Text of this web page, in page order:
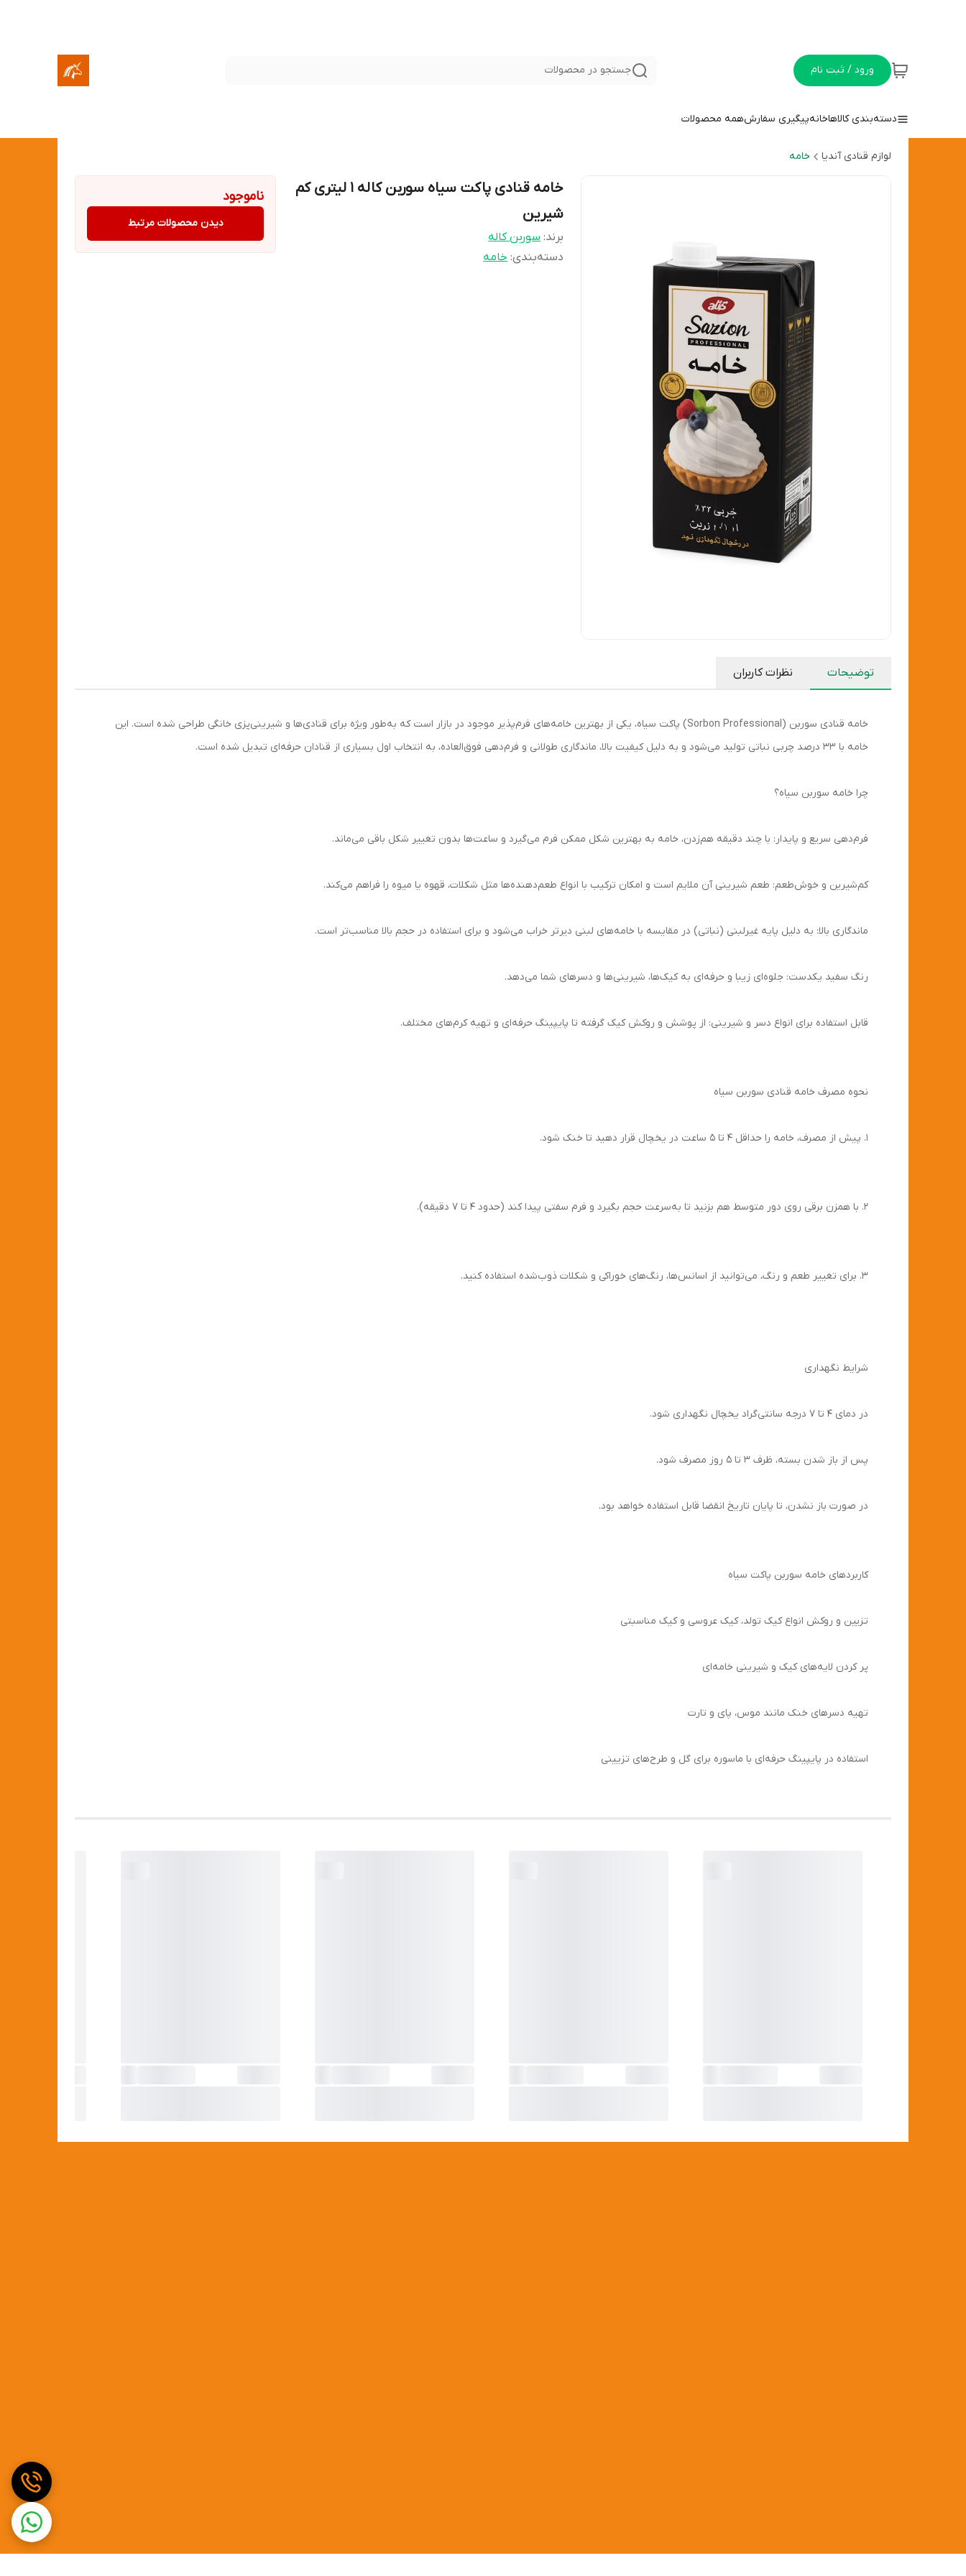
ورود / ثبت نام جستجو در محصولات
دسته‌بندی کالاهاخانهپیگیری سفارشهمه محصولات
لوازم قنادی آندیا خامه
خامه قنادی پاکت سیاه سوربن کاله ۱ لیتری کم
شیرین
برند: سوربن کاله
دسته‌بندی:خامه
ناموجود
دیدن محصولات مرتبط
توضیحات نظرات کاربران
خامه قنادی سوربن (Sorbon Professional) پاکت سیاه، یکی از بهترین خامه‌های فرم‌پذیر موجود در بازار است که به‌طور ویژه برای قنادی‌ها و شیرینی‌پزی خانگی طراحی شده است. این
خامه با ۳۳ درصد چربی نباتی تولید می‌شود و به دلیل کیفیت بالا، ماندگاری طولانی و فرم‌دهی فوق‌العاده، به انتخاب اول بسیاری از قنادان حرفه‌ای تبدیل شده است.
چرا خامه سوربن سیاه؟
فرم‌دهی سریع و پایدار: با چند دقیقه هم‌زدن، خامه به بهترین شکل ممکن فرم می‌گیرد و ساعت‌ها بدون تغییر شکل باقی می‌ماند.
کم‌شیرین و خوش‌طعم: طعم شیرینی آن ملایم است و امکان ترکیب با انواع طعم‌دهنده‌ها مثل شکلات، قهوه یا میوه را فراهم می‌کند.
ماندگاری بالا: به دلیل پایه غیرلبنی (نباتی) در مقایسه با خامه‌های لبنی دیرتر خراب می‌شود و برای استفاده در حجم بالا مناسب‌تر است.
رنگ سفید یکدست: جلوه‌ای زیبا و حرفه‌ای به کیک‌ها، شیرینی‌ها و دسرهای شما می‌دهد.
قابل استفاده برای انواع دسر و شیرینی: از پوشش و روکش کیک گرفته تا پایپینگ حرفه‌ای و تهیه کرم‌های مختلف.
نحوه مصرف خامه قنادی سوربن سیاه
1. پیش از مصرف، خامه را حداقل ۴ تا ۵ ساعت در یخچال قرار دهید تا خنک شود.
2. با همزن برقی روی دور متوسط هم بزنید تا به‌سرعت حجم بگیرد و فرم سفتی پیدا کند (حدود ۴ تا ۷ دقیقه).
3. برای تغییر طعم و رنگ، می‌توانید از اسانس‌ها، رنگ‌های خوراکی و شکلات ذوب‌شده استفاده کنید.
شرایط نگهداری
در دمای ۴ تا ۷ درجه سانتی‌گراد یخچال نگهداری شود.
پس از باز شدن بسته، ظرف ۳ تا ۵ روز مصرف شود.
در صورت باز نشدن، تا پایان تاریخ انقضا قابل استفاده خواهد بود.
کاربردهای خامه سوربن پاکت سیاه
تزیین و روکش انواع کیک تولد، کیک عروسی و کیک مناسبتی
پر کردن لایه‌های کیک و شیرینی خامه‌ای
تهیه دسرهای خنک مانند موس، پای و تارت
استفاده در پایپینگ حرفه‌ای با ماسوره برای گل و طرح‌های تزیینی